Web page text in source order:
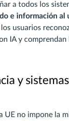
a todos los
e información al
usuarios
IA y comprendan
y
UE no impone la